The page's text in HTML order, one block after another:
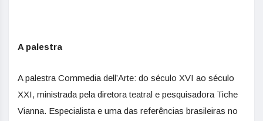
A palestra
A palestra Commedia dell’Arte: do século XVI ao século
XXI, ministrada pela diretora teatral e pesquisadora Tiche
Vianna. Especialista e uma das referências brasileiras no